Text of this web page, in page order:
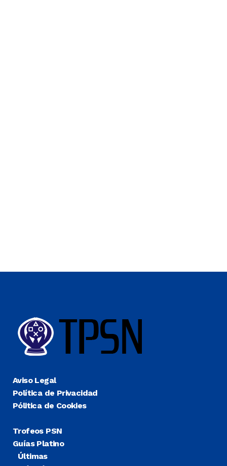
Aviso Legal
Política de Privacidad
Pólitica de Cookies
Trofeos PSN
Guías Platino
Últimas